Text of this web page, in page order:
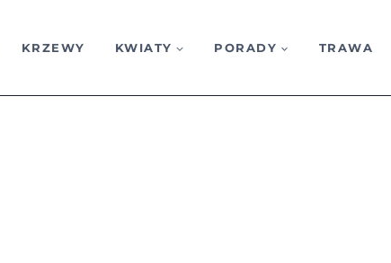
KRZEWY KWIATY PORADY TRAWA